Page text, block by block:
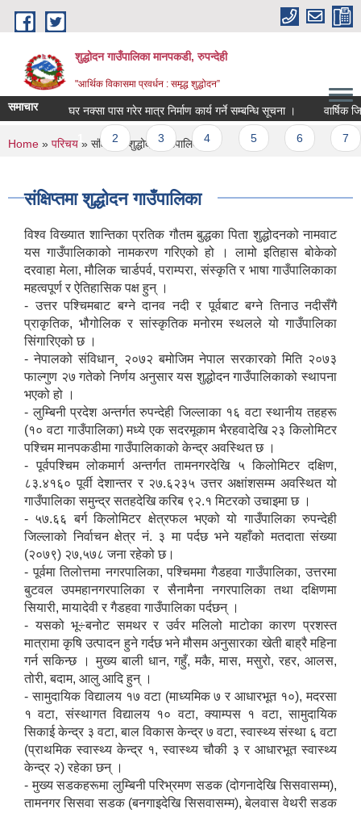
Skip to main content
शुद्धोदन गाउँपालिका मानपकडी, रुपन्देही
"आर्थिक विकासमा प्रवर्धन : समृद्ध शुद्धोदन”
समाचारघर नक्सा पास गरेर मात्र निर्माण कार्य गर्ने सम्बन्धि सूचना । वार्षिक
Pages
1 3 4
You are here
Home » परिचय » संक्षिप्तमा शुद्धोदन गाउँपालिका
संक्षिप्तमा शुद्धोदन गाउँपालिका
विश्व विख्यात शान्तिका प्रतिक गौतम बुद्धका पिता शुद्धोदनको नामवाट
यस गाउँपालिकाको नामकरण गरिएको हो । लामो इतिहास बोकेको
दरवाहा मेला, मौलिक चार्डपर्व, पराम्परा, संस्कृति र भाषा गाउँपालिकाका
महत्वपूर्ण र ऐतिहासिक पक्ष हुन् ।
- उत्तर पश्चिमबाट बग्ने दानव नदी र पूर्वबाट बग्ने तिनाउ नदीसँगै
प्राकृतिक, भौगोलिक र सांस्कृतिक मनोरम स्थलले यो गाउँपालिका
सिंगारिएको छ ।
- नेपालको संविधान¸ २०७२ बमोजिम नेपाल सरकारको मिति २०७३
फाल्गुण २७ गतेको निर्णय अनुसार यस शुद्धोदन गाउँपालिकाको स्थापना
भएको हो ।
- लुम्बिनी प्रदेश अन्तर्गत रुपन्देही जिल्लाका १६ वटा स्थानीय तहहरू
(१० वटा गाउँपालिका) मध्ये एक सदरमूकाम भैरहवादेखि २३ किलोमिटर
पश्चिम मानपकडीमा गाउँपालिकाको केन्द्र अवस्थित छ ।
- पूर्वपश्चिम लोकमार्ग अन्तर्गत तामनगरदेखि ५ किलोमिटर दक्षिण,
८३.४१६० पूर्वी देशान्तर र २७.६२३५ उत्तर अक्षांशसम्म अवस्थित यो
गाउँपालिका समुन्द्र सतहदेखि करिब ९२.१ मिटरको उचाइमा छ ।
- ५७.६६ बर्ग किलोमिटर क्षेत्रफल भएको यो गाउँपालिका रुपन्देही
जिल्लाको निर्वाचन क्षेत्र नं. ३ मा पर्दछ भने यहाँको मतदाता संख्या
(२०७९) २७,५७८ जना रहेको छ।
- पूर्वमा तिलोत्तमा नगरपालिका, पश्चिममा गैडहवा गाउँपालिका, उत्तरमा
बुटवल उपमहानगरपालिका र सैनामैना नगरपालिका तथा दक्षिणमा
सियारी, मायादेवी र गैडहवा गाउँपालिका पर्दछन् ।
- यसको भू÷बनोट समथर र उर्वर मलिलो माटोका कारण प्रशस्त
मात्रामा कृषि उत्पादन हुने गर्दछ भने मौसम अनुसारका खेती बाह्रै महिना
गर्न सकिन्छ । मुख्य बाली धान, गहुँ, मकै, मास, मसुरो, रहर, आलस,
तोरी, बदाम, आलु आदि हुन् ।
- सामुदायिक विद्यालय १७ वटा (माध्यमिक ७ र आधारभूत १०), मदरसा
१ वटा, संस्थागत विद्यालय १० वटा, क्याम्पस १ वटा, सामुदायिक
सिकाई केन्द्र ३ वटा, बाल विकास केन्द्र ७ वटा, स्वास्थ्य संस्था ६ वटा
(प्राथमिक स्वास्थ्य केन्द्र १, स्वास्थ्य चौकी ३ र आधारभूत स्वास्थ्य
केन्द्र २) रहेका छन् ।
- मुख्य सडकहरूमा लुम्बिनी परिभ्रमण सडक (दोगनादेखि सिसवासम्म),
तामनगर सिसवा सडक (बनगाइदेखि सिसवासम्म), बेलवास वेथरी सडक